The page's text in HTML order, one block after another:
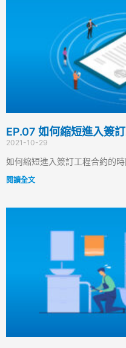
EP.07 如何縮短進入簽
2021-10-29
如何縮短進入簽訂工程合約的時
閱讀全文